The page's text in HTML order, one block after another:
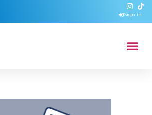
Sign in